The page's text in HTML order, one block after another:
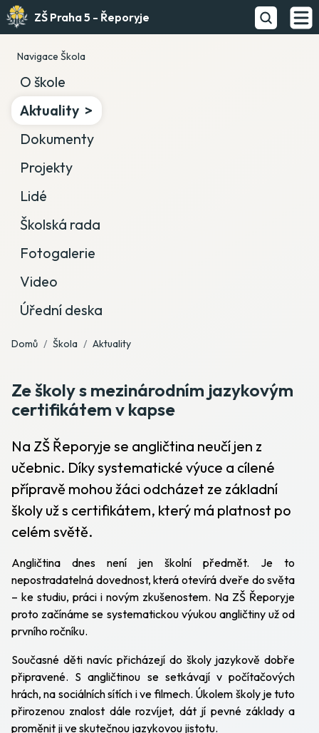
ZŠ Praha 5 - Řeporyje
Navigace Škola
O škole
Aktuality
Dokumenty
Projekty
Lidé
Školská rada
Fotogalerie
Video
Úřední deska
Domů Škola Aktuality
Ze školy s mezinárodním jazykovým
certifikátem v kapse
Na ZŠ Řeporyje se angličtina neučí jen z
učebnic. Díky systematické výuce a cílené
přípravě mohou žáci odcházet ze základní
školy už s certifikátem, který má platnost po
celém světě.
Angličtina dnes není jen školní předmět. Je to
nepostradatelná dovednost, která otevírá dveře do světa
– ke studiu, práci i novým zkušenostem. Na ZŠ Řeporyje
proto začínáme se systematickou výukou angličtiny už od
prvního ročníku.
Současné děti navíc přicházejí do školy jazykově dobře
připravené. S angličtinou se setkávají v počítačových
hrách, na sociálních sítích i ve filmech. Úkolem školy je tuto
přirozenou znalost dále rozvíjet, dát jí pevné základy a
proměnit ji ve skutečnou jazykovou jistotu.